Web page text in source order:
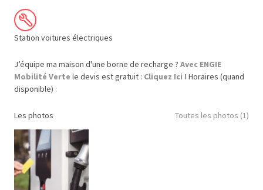
Station voitures électriques
J’équipe ma maison d'une borne de recharge ? Avec ENGIE
Mobilité Verte le devis est gratuit : Cliquez Ici ! Horaires (quand
disponible) :
Les photos Toutes les photos (1)